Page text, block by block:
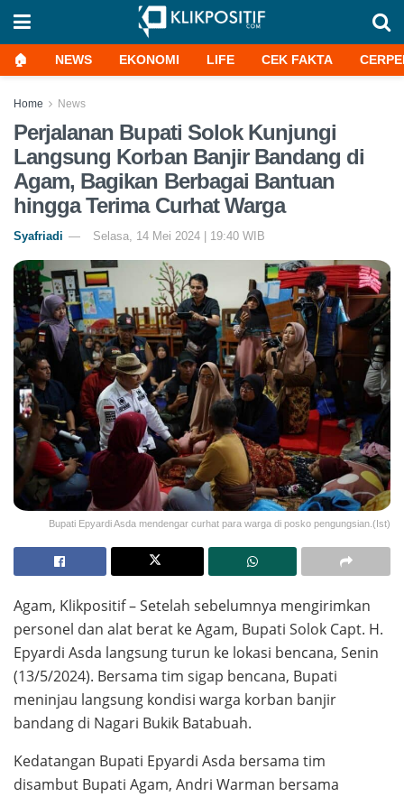
🏠 NEWS EKONOMI LIFE CEK FAKTA
Home News
Perjalanan Bupati Solok Kunjungi
Langsung Korban Banjir Bandang di
Agam, Bagikan Berbagai Bantuan
hingga Terima Curhat Warga
Syafriadi Selasa, 14 Mei 2024 | 19:40 WIB
Bupati Epyardi Asda mendengar curhat para warga di posko pengungsian.(Ist)
Agam, Klikpositif – Setelah sebelumnya mengirimkan
personel dan alat berat ke Agam, Bupati Solok Capt. H.
Epyardi Asda langsung turun ke lokasi bencana, Senin
(13/5/2024). Bersama tim sigap bencana, Bupati
meninjau langsung kondisi warga korban banjir
bandang di Nagari Bukik Batabuah.
Kedatangan Bupati Epyardi Asda bersama tim
disambut Bupati Agam, Andri Warman bersama